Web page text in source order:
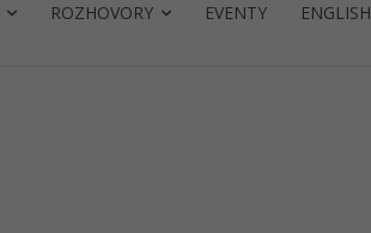
ROZHOVORY EVENTY ENGLISH